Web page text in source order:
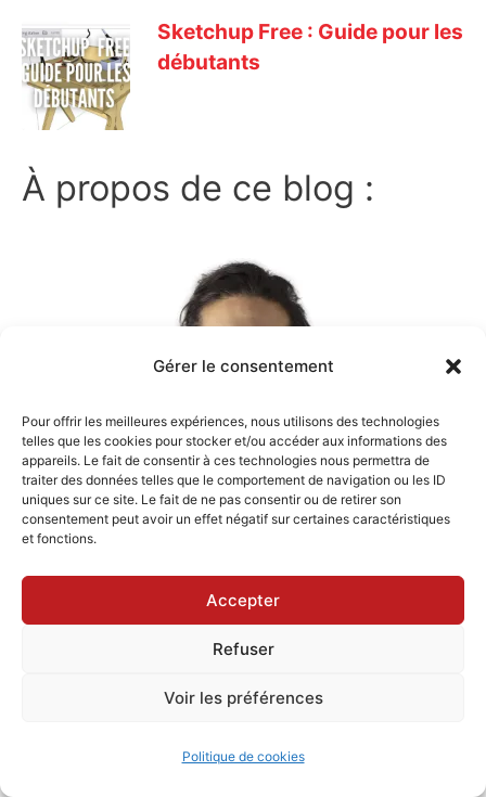
Gérer le consentement
Pour offrir les meilleures expériences, nous utilisons des technologies
telles que les cookies pour stocker et/ou accéder aux informations des
appareils. Le fait de consentir à ces technologies nous permettra de
traiter des données telles que le comportement de navigation ou les ID
uniques sur ce site. Le fait de ne pas consentir ou de retirer son
consentement peut avoir un effet négatif sur certaines caractéristiques
et fonctions.
Accepter
Refuser
Voir les préférences
Politique de cookies
Sketchup Free : Guide pour les
débutants
À propos de ce blog :
Timothée je suis formateur Sketchup et je te